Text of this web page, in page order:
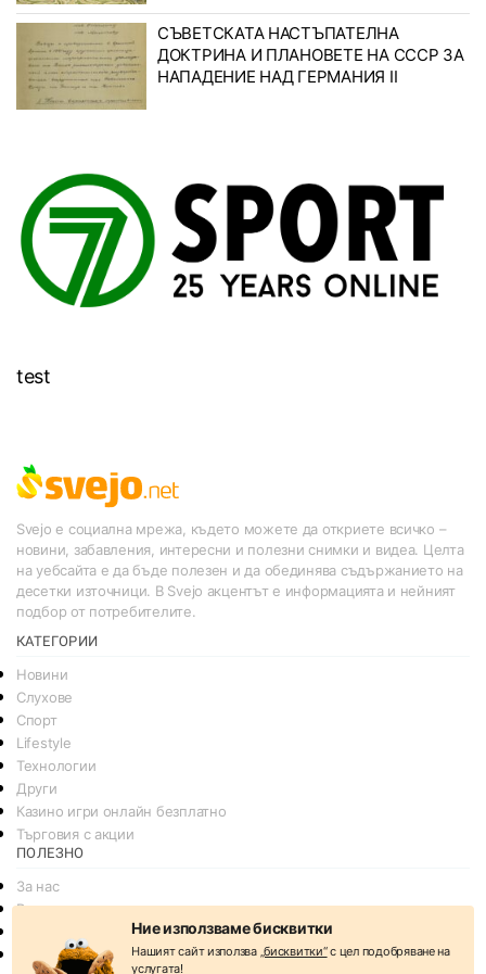
СЪВЕТСКАТА НАСТЪПАТЕЛНА
ДОКТРИНА И ПЛАНОВЕТЕ НА СССР ЗА
НАПАДЕНИЕ НАД ГЕРМАНИЯ II
test
Svejo е социална мрежа, където можете да откриете всичко –
новини, забавления, интересни и полезни снимки и видеа. Целта
на уебсайта е да бъде полезен и да обединява съдържанието на
десетки източници. В Svejo акцентът е информацията и нейният
подбор от потребителите.
КАТЕГОРИИ
Новини
Слухове
Спорт
Lifestyle
Технологии
Други
Казино игри онлайн безплатно
Търговия с акции
ПОЛЕЗНО
За нас
Реклама
Условия за споделяне
Ние използваме бисквитки
Нашият сайт използва „бисквитки“с цел подобряване на
услугата!